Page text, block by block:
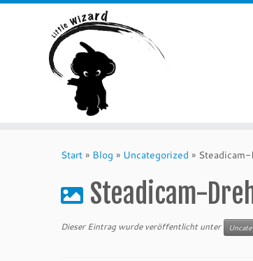
Start » Blog » Uncategorized »
Steadicam-
Dieser Eintrag wurde veröffentlicht unter